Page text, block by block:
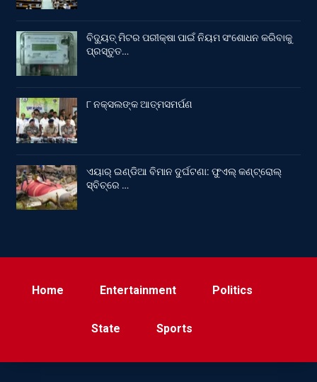
ବିଦ୍ୟୁତ୍ ମିଟର ପରୀକ୍ଷା ପାଇଁ ନିୟମ ସଂଶୋଧନ କରିବାକୁ
ପ୍ରସ୍ତୁତ…
୮ ନକ୍ସଲଙ୍କ ଆତ୍ମସମର୍ପଣ
ଏୟାର୍ ଇଣ୍ଡିଆ ବିମାନ ଦୁର୍ଘଟଣା: ଫୁଏଲ୍‌ କଣ୍ଟ୍ରୋଲ୍‌
ସ୍ବିଚ୍‌ରେ …
Home Entertainment Politics
State Sports